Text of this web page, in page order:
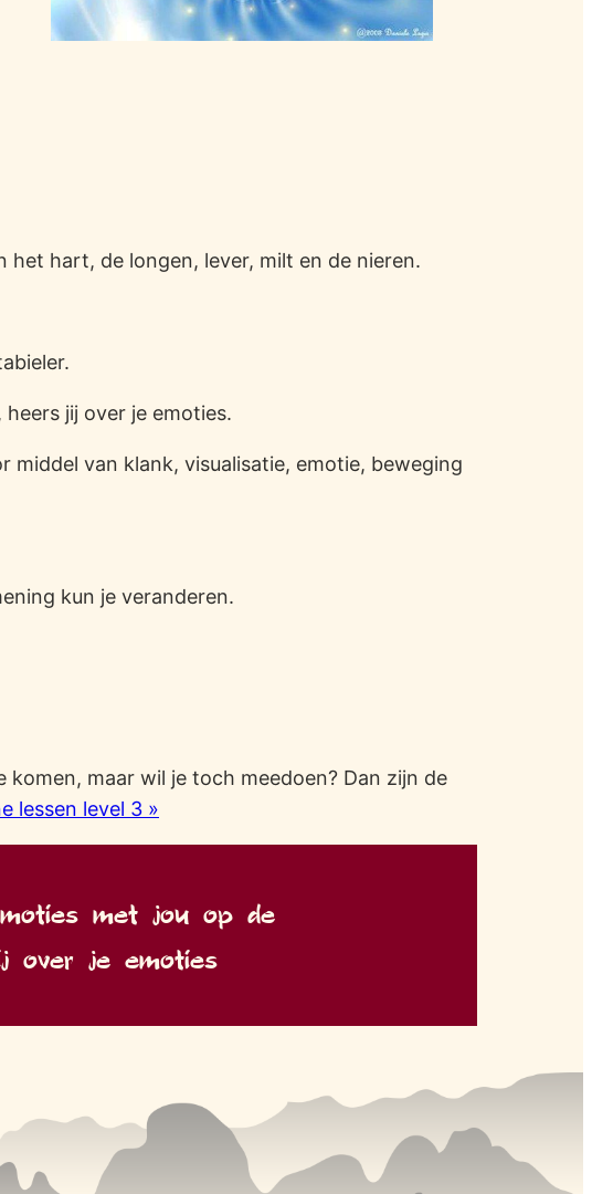
het hart, de longen, lever, milt en de nieren.
jij over je emoties.
van klank, visualisatie, emotie, beweging
kun je veranderen.
maar wil je toch meedoen? Dan zijn de
lessen level 3 »
met jou op de
over je emoties